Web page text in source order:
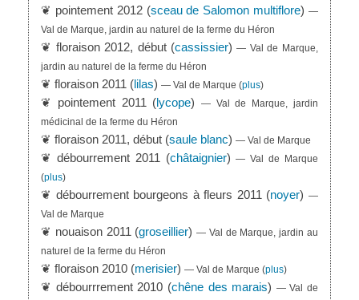
❦ pointement 2012 (sceau de Salomon multiflore) —
Val de Marque, jardin au naturel de la ferme du Héron
❦ floraison 2012, début (cassissier)— Val de Marque,
jardin au naturel de la ferme du Héron
❦ floraison 2011 ( lilas)— Val de Marque (plus)
❦ pointement 2011 (lycope)
— Val de Marque, jardin
médicinal de la ferme du Héron
❦ floraison 2011, début (saule blanc)— Val de Marque
❦ débourrement 2011 (châtaignier)— Val de Marque
(plus)
❦ débourrement bourgeons à fleurs 2011 (noyer) —
Val de Marque
❦ nouaison 2011 (groseillier)— Val de Marque, jardin au
naturel de la ferme du Héron
❦ floraison 2010 (merisier)— Val de Marque (plus)
❦ débourrrement 2010 (chêne des marais) — Val de